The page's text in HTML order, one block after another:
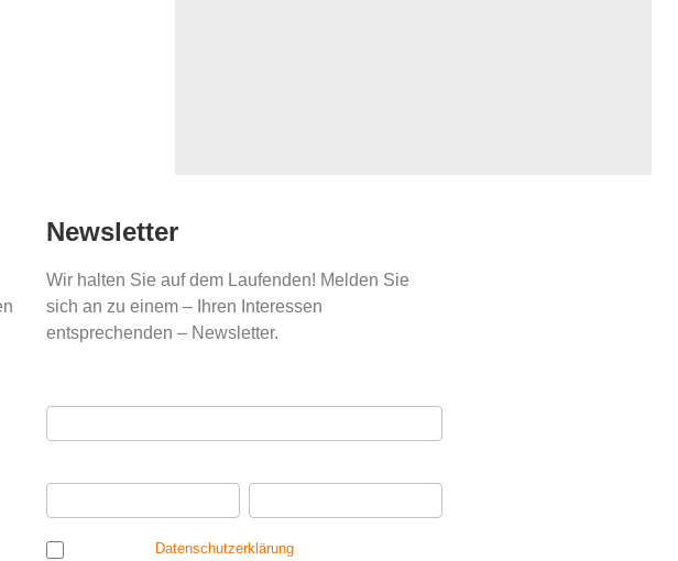
Newsletter
Wir halten Sie auf dem Laufenden! Melden Sie
sich an zu einem – Ihren Interessen
entsprechenden – Newsletter.
Newsletter
Anmeldung
Datenschutzerklärunggelesen und erkläre